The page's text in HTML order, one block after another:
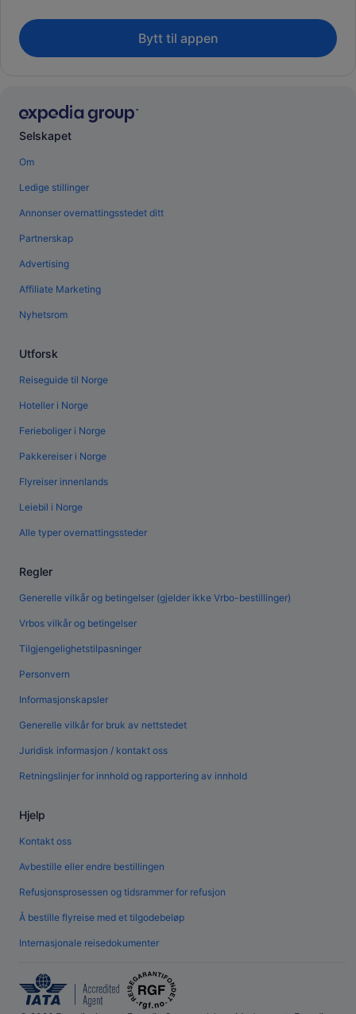
Bytt til appen
Selskapet
Om
Ledige stillinger
Annonser overnattingsstedet ditt
Partnerskap
Advertising
Affiliate Marketing
Nyhetsrom
Utforsk
Reiseguide til Norge
Hoteller i Norge
Ferieboliger i Norge
Pakkereiser i Norge
Flyreiser innenlands
Leiebil i Norge
Alle typer overnattingssteder
Regler
Generelle vilkår og betingelser (gjelder ikke Vrbo-bestillinger)
Vrbos vilkår og betingelser
Tilgjengelighetstilpasninger
Personvern
Informasjonskapsler
Generelle vilkår for bruk av nettstedet
Juridisk informasjon / kontakt oss
Retningslinjer for innhold og rapportering av innhold
Hjelp
Kontakt oss
Avbestille eller endre bestillingen
Refusjonsprosessen og tidsrammer for refusjon
Å bestille flyreise med et tilgodebeløp
Internasjonale reisedokumenter